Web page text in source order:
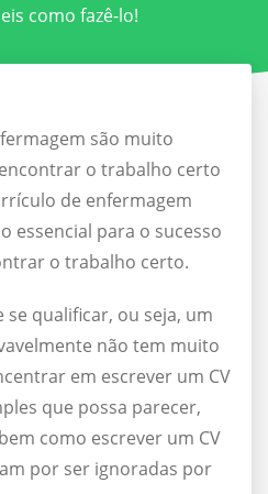
como fazê-lo!
são muito
o trabalho certo
de enfermagem
essencial para o sucesso
o trabalho certo.
qualificar, ou seja, um
não tem muito
em escrever um CV
que possa parecer,
como escrever um CV
por ser ignoradas por